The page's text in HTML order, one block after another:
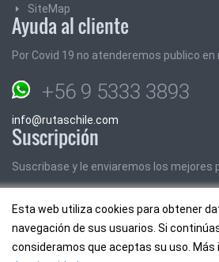
Esta web utiliza cookies para obtener
navegación de sus usuarios. Si
consideramos que aceptas su uso. Más
SiteMap
Ayuda al cliente
Por Covid 19 no atenderemos publico
+56 9 5333 3893
info@rutaschile.com
Suscripción
Suscribase y le enviaremos los mejores
Email: